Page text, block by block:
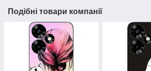
Подібні товари компанії